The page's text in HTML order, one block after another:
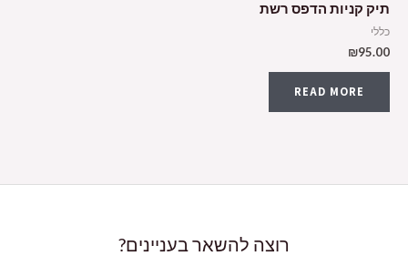
תיק קניות הדפס רשת
כללי
₪95.00
READ MORE
רוצה להשאר בעניינים?